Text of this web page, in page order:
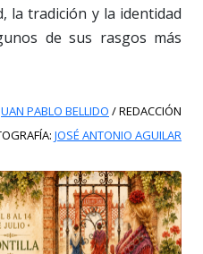
la tradición y la identidad
de sus rasgos más
PABLO BELLIDO / REDACCIÓN
JOSÉ ANTONIO AGUILAR